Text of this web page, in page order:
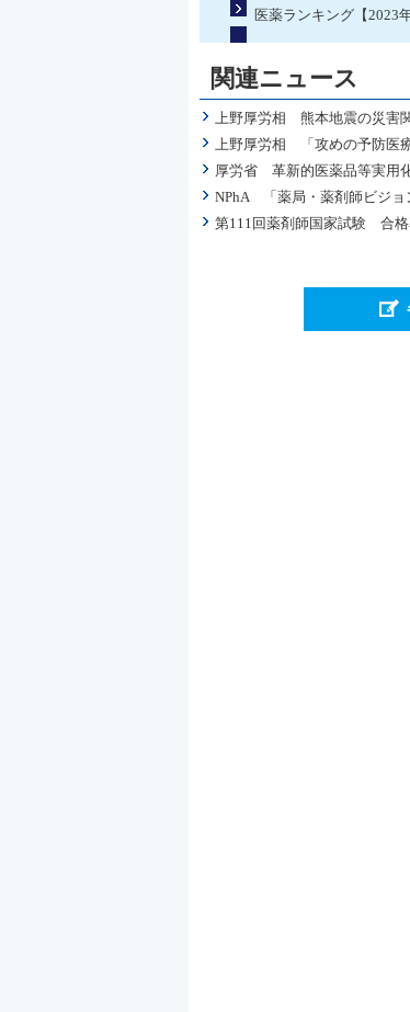
医薬ランキング【2023
関連ニュース
上野厚労相 熊本地震の災害
上野厚労相 「攻めの予防医
厚労省 革新的医薬品等実用
NPhA 「薬局・薬剤師ビジ
第111回薬剤師国家試験 合